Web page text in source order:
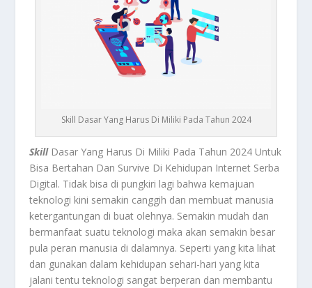
Skill Dasar Yang Harus Di Miliki Pada Tahun 2024
SkillDasar Yang Harus Di Miliki Pada Tahun 2024 Untuk
Bisa Bertahan Dan Survive Di Kehidupan Internet Serba
Digital. Tidak bisa di pungkiri lagi bahwa kemajuan
teknologi kini semakin canggih dan membuat manusia
ketergantungan di buat olehnya. Semakin mudah dan
bermanfaat suatu teknologi maka akan semakin besar
pula peran manusia di dalamnya. Seperti yang kita lihat
dan gunakan dalam kehidupan sehari-hari yang kita
jalani tentu teknologi sangat berperan dan membantu